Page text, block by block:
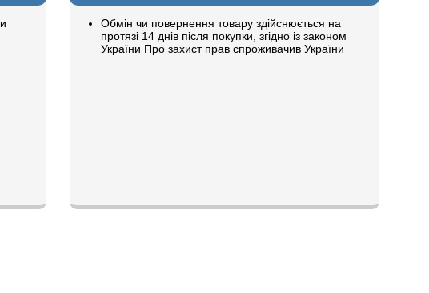
Обмін чи повернення товару здійснюється на
протязі 14 днів після покупки, згідно із законом
України Про захист прав спроживачив України